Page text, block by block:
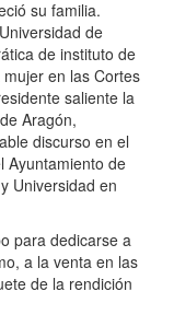
su familia.
de
de instituto de
en las Cortes
saliente la
Aragón,
discurso en el
Ayuntamiento de
Universidad en
para dedicarse a
a la venta en las
de la rendición